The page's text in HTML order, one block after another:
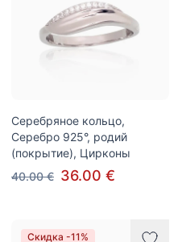
Серебряное кольцо,
Серебро 925°, родий
(покрытие), Цирконы
40.00 € 36.00 €
Скидка -11%